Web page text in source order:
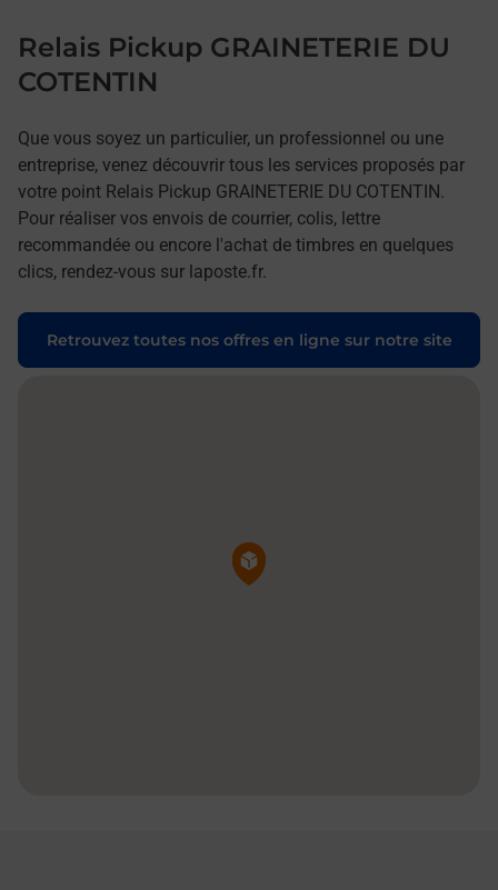
Relais Pickup GRAINETERIE DU
COTENTIN
Que vous soyez un particulier, un professionnel ou une
entreprise, venez découvrir tous les services proposés par
votre point Relais Pickup GRAINETERIE DU COTENTIN.
Pour réaliser vos envois de courrier, colis, lettre
recommandée ou encore l'achat de timbres en quelques
clics, rendez-vous sur laposte.fr.
Retrouvez toutes nos offres en ligne sur notre site
Pin de la carte